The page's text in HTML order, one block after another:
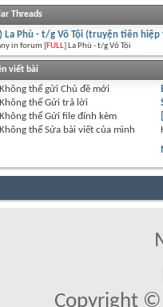
Threads
La Phù - t/g Vô Tội (truyện tiên
in forum [FULL] La Phù - t/g Vô Tội
viết bài
Không thể gửi Chủ đề mới
Không thể Gửi trả lời
Không thể Gửi file đính kèm
Không thể Sửa bài viết của mình
Copyright ©